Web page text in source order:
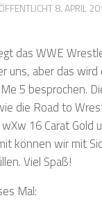
8. APRIL
das WWE
uns, aber das
5 besprochen.
die Road to
16 Carat Gold
können wir mit
Viel Spaß!
Mal: